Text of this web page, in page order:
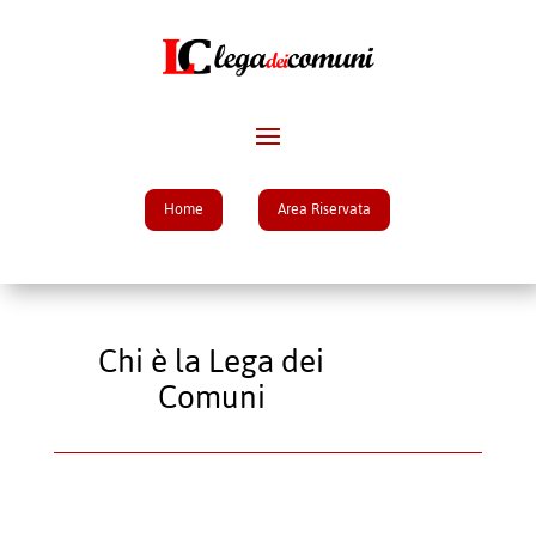
Home Area Riservata
Chi è la Lega dei
Comuni